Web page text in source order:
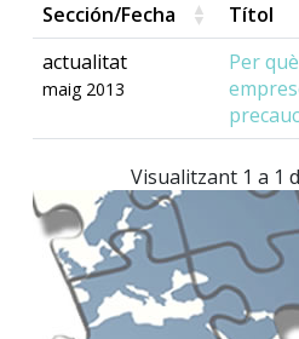
Sección/Fecha
Títol
actualitat
maig 2013
Per
Visualitzant 1 a 1